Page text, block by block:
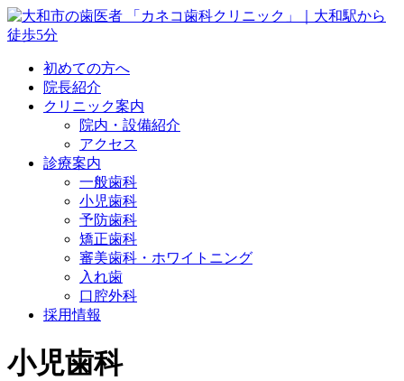
初めての方へ
院長紹介
クリニック案内
院内・設備紹介
アクセス
診療案内
一般歯科
小児歯科
予防歯科
矯正歯科
審美歯科・ホワイトニング
入れ歯
口腔外科
採用情報
小児歯科